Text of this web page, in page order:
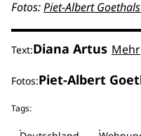
Fotos:Piet-Albert Goethals
Text:Diana Artus Mehr
Fotos:Piet-Albert
Tags: